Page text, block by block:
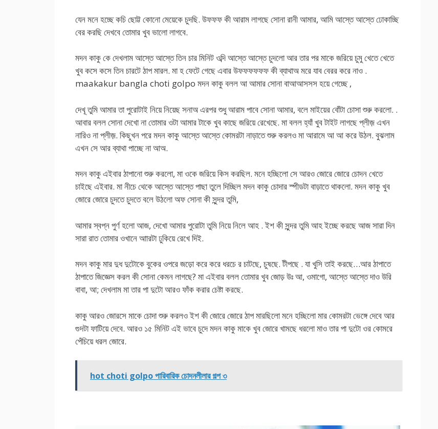
যেন মনে হচ্ছে কচি ছোট্ট কোনো মেয়েকে চুদছি. উফফফ কী আরাম লাগছে সোনা রানী আমার, আমি আস্তে আস্তে ঢোকাচ্ছি
বের করছি দেখবে তোমার খুব ভালো লাগবে.
মদন কাকু কে দেখলাম আস্তে আস্তে তিন চার মিনিট ওব্দি আস্তে আস্তে চুদলো আর তার পর মাকে জরিয়ে চুমু খেতে খেতে
খুব কসে কসে তিন চারটে ঠাপ মারল. মা হ ফেটে গেছে এবার উফফফফফফ কী ব্যাথাঅ মরে যাব বেরর করে নাও .
maakakur bangla choti golpo মদন কাকু বলল আ আমার সোনা বাআআসসস হয়ে গেচ্ছে ,
দেখূ তুমি আমার তা পুরোটাই নিয়ে নিয়েছ সনাঅ এরপর শুধু আরাম পাবে সোনা আমার, বলে মাইয়ের বোঁটা চোসা শুরু করলো. .
আবার বলল সোনা দেখো না তোমার ওটা আমার টাকে খুব কাছে জরিয়ে রেখেছে. মা বলল হ্যাঁ খুব টাইট লাগছে প্লীজ় এখন
নারিও না প্লীজ়. কিছুখন পরে মদন কাকু আস্তে আস্তে কোমরটা নাড়াতে শুরু করলও মা আরামে আ আ করে উঠল. বুঝলাম
এখন সে আর ব্যাথা পাচ্ছে না আঅ.
মদন কাকু এইবার ঠাপানো শুরু করলো, মা ওকে জরিয়ে কিস করছিল. মনে হচ্ছিলো সে আরও জোরে জোরে চোদন খেতে
চাইছে এইবার. মা নীচে থেকে আস্তে আস্তে পাছা তুলে দিচ্ছিল মদন কাকু চোদার স্পীডটা বাড়াতে থাকলো. মদন কাকু খুব
জোরে জোরে চুদতে চুদতে বলে উঠলো অফ সোনা কী সুন্দর তুমি,
আমার স্বপ্ন পুর্ণ হলো আজ, দেখো আমার পুরোটা তুমি নিয়ে নিলে আহ . ইশ কী সুন্দর তুমি আহ ইচ্ছে করছে আজ সারা দিন
সারা রাত তোমার ওখানে আারটা ঢুকিয়ে রেখে দিই.
মদন কাকু মার দুধ দুটোকে বুকের ওপরে জড়ো করে করে ধরচে র চাটছে, চুষছে. টীপছে . যা খুসি তাই করছে…আর ঠাপাতে
ঠাপাতে জিজ্ঞেস করল কী সোনা কেমন লাগছে? মা এইবার বলল তোমার খুব জোড় উঃ আ, ওমাগো, আস্তে আস্তে দাও উরি
বাবা, আ; দেখলাম মা তার পা দুটো আরও ফাঁক করার চেষ্টা করছে.
কাকু আরও জোরসে মাকে চোদা শুরু করলও ইশ কী জোরে জোরে ঠাপ মারছিলো মনে হচ্ছিলো মার কোমরটা ভেঙ্গে দেবে আর
গুদটা ফাটিয়ে দেবে. আরও ১৫ মিনিট এই ভাবে চুদে মদন কাকু মাকে খুব জোরে খামছে ধরলো মাও তার পা দুটো ওর কোমরে
পেঁচিয়ে ধরল জোরে.
hot choti golpo পারিবারিক চোদনলীলার গল্প ৩